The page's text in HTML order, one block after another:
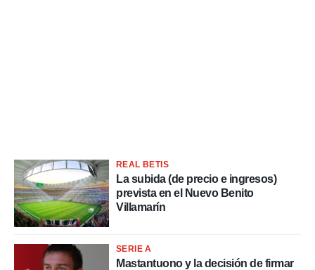
REAL BETIS
La subida (de precio e ingresos)
prevista en el Nuevo Benito
Villamarín
SERIE A
Mastantuono y la decisión de firmar